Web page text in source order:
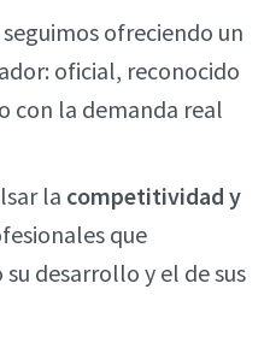
ofreciendo un
oficial, reconocido
con la demanda real
la competitividad y
que
desarrollo y el de sus